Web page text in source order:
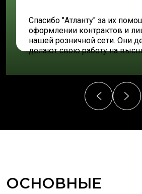
Спасибо "Атланту" за их
оформлении контрактов и
нашей розничной сети. Они
делают свою работу на
ОСНОВНЫЕ